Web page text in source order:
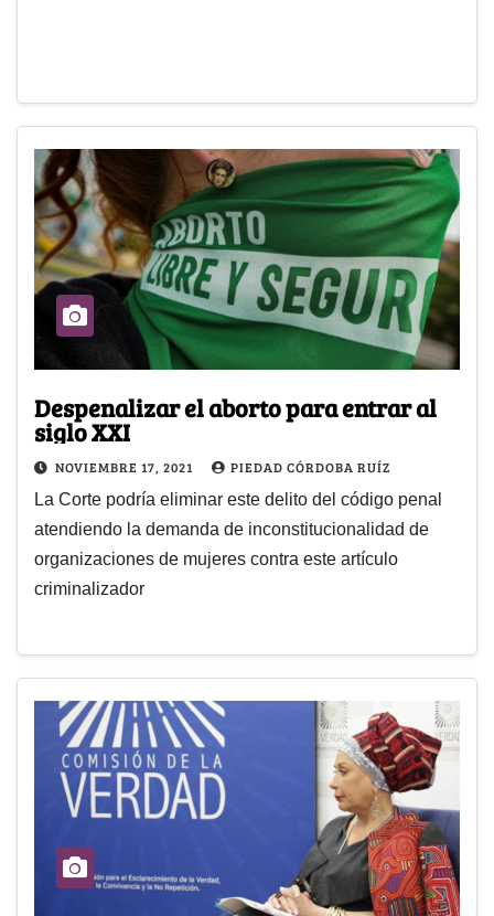
Despenalizar el aborto para entrar al
siglo XXI
NOVIEMBRE 17, 2021 PIEDAD CÓRDOBA RUÍZ
La Corte podría eliminar este delito del código penal
atendiendo la demanda de inconstitucionalidad de
organizaciones de mujeres contra este artículo
criminalizador